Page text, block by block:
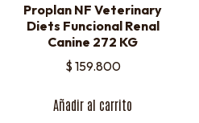
Proplan NF Veterinary
Diets Funcional Renal
Canine 272 KG
$ 159.800
Añadir al carrito